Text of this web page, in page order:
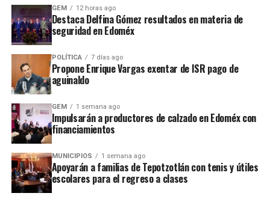
Benito, mismo lugar donde hace tres
aÃ±os, VÃ­ctor Estrada rindiera
protesta como prÃ³ximo alcalde del
municipio y que se convirtiera en el
lugar preferido por su
administraciÃ³n para la realizaciÃ³n
de diversos eventos y ceremonias
oficiales.
GEM 12 horas ago
Destaca Delfina Gómez resultados en materia de
seguridad en Edoméx
POLÍTICA 7 días ago
Propone Enrique Vargas exentar de ISR pago de
aguinaldo
GEM 1 semana ago
Impulsarán a productores de calzado en Edoméx con
financiamientos
MUNICIPIOS 1 semana ago
Apoyarán a familias de Tepotzotlán con tenis y útiles
escolares para el regreso a clases